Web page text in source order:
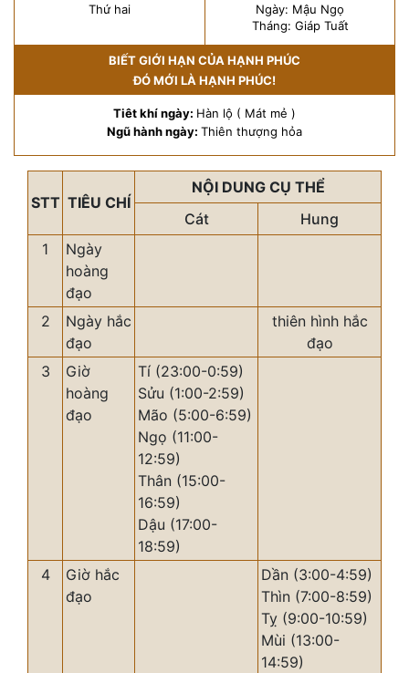
Thứ hai
Ngày: Mậu Ngọ
Tháng: Giáp Tuất
BIẾT GIỚI HẠN CỦA HẠNH PHÚC
ĐÓ MỚI LÀ HẠNH PHÚC!
Tiêt khí ngày: Hàn lộ ( Mát mẻ )
Ngũ hành ngày: Thiên thượng hỏa
STT TIÊU CHÍ
NỘI DUNG CỤ THỂ
Cát
Hung
1
Ngày
hoàng
đạo
2
Ngày hắc
đạo
thiên hình hắc
đạo
3
Giờ
hoàng
đạo
Tí (23:00-0:59)
Sửu (1:00-2:59)
Mão (5:00-6:59)
Ngọ (11:00-
12:59)
Thân (15:00-
16:59)
Dậu (17:00-
18:59)
4
Giờ hắc
đạo
Dần (3:00-4:59)
Thìn (7:00-8:59)
Tỵ (9:00-10:59)
Mùi (13:00-
14:59)